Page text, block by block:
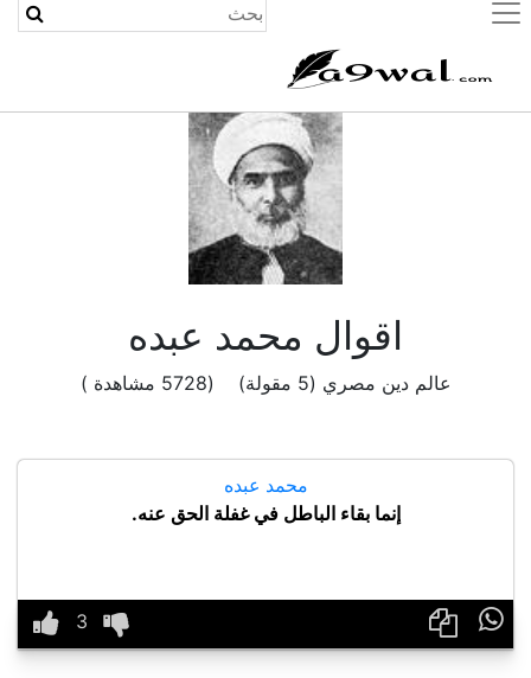
(current)
اقوال محمد عبده
عالم دين مصري (5 مقولة) (5728 مشاهدة )
محمد عبده
إنما بقاء الباطل في غفلة الحق عنه.
